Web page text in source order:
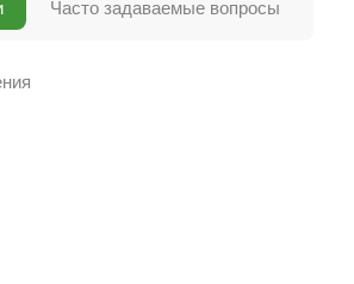
Часто задаваемые вопросы